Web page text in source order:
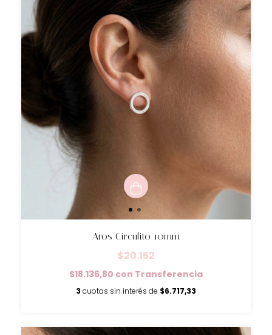
Aros Circulito 10mm
$20.152
$18.136,80 con Transferencia
3 cuotas sin interés de $6.717,33